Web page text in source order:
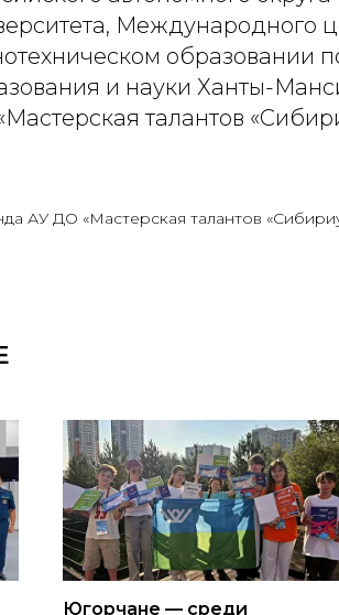
Международного
и науки Ханты-
талантов
АУ ДО «Мастерская талантов
Югорчане — среди